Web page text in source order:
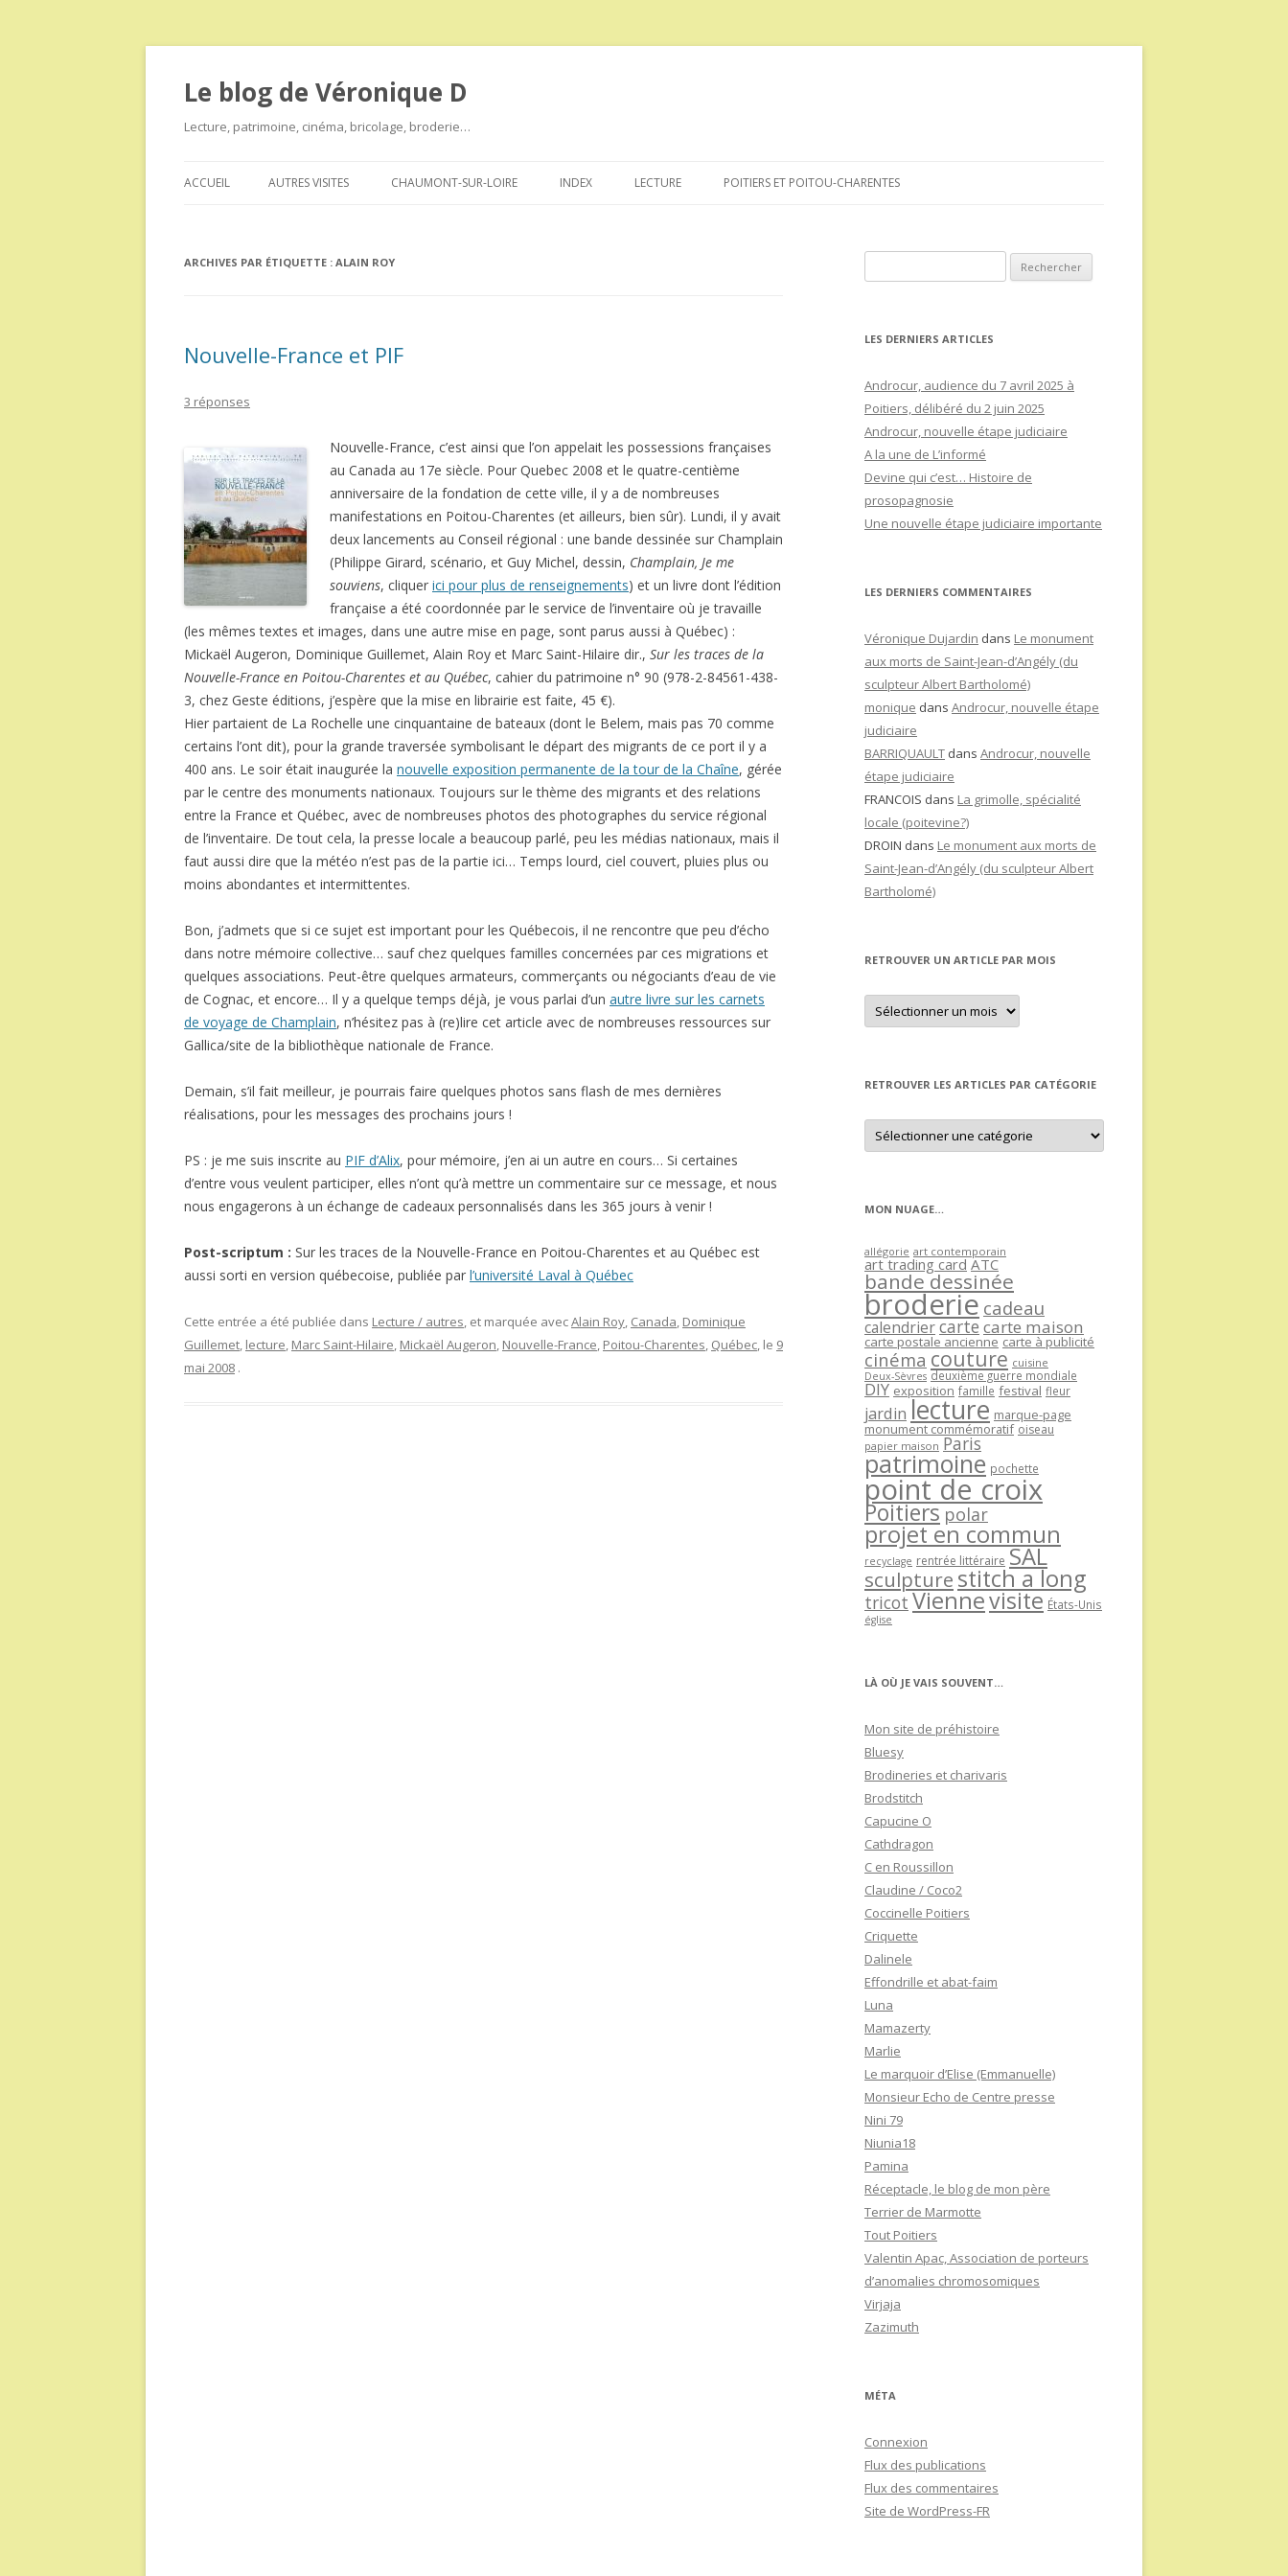
Le blog de Véronique D
Lecture, patrimoine, cinéma, bricolage, broderie…
au
ACCUEIL AUTRES VISITES CHAUMONT-SUR-LOIRE INDEX LECTURE POITIERS ET POITOU-CHARENTES
ARCHIVES PAR ÉTIQUETTE : ALAIN ROY
Nouvelle-France et PIF
3 réponses
Nouvelle-France, c’est ainsi que l’on appelait les possessions françaises
au Canada au 17e siècle. Pour Quebec 2008 et le quatre-centième
anniversaire de la fondation de cette ville, il y a de nombreuses
manifestations en Poitou-Charentes (et ailleurs, bien sûr). Lundi, il y avait
deux lancements au Conseil régional : une bande dessinée sur Champlain
(Philippe Girard, scénario, et Guy Michel, dessin, Champlain, Je me
souviens, cliquer ici pour plus de renseignements) et un livre dont l’édition
française a été coordonnée par le service de l’inventaire où je travaille
(les mêmes textes et images, dans une autre mise en page, sont parus aussi à Québec) :
Mickaël Augeron, Dominique Guillemet, Alain Roy et Marc Saint-Hilaire dir., Sur les traces de la
Nouvelle-France en Poitou-Charentes et au Québec, cahier du patrimoine n° 90 (978-2-84561-438-
3, chez Geste éditions, j’espère que la mise en librairie est faite, 45 €).
Hier partaient de La Rochelle une cinquantaine de bateaux (dont le Belem, mais pas 70 comme
certains l’ont dit), pour la grande traversée symbolisant le départ des migrants de ce port il y a
400 ans. Le soir était inaugurée la nouvelle exposition permanente de la tour de la Chaîne, gérée
par le centre des monuments nationaux. Toujours sur le thème des migrants et des relations
entre la France et Québec, avec de nombreuses photos des photographes du service régional
de l’inventaire. De tout cela, la presse locale a beaucoup parlé, peu les médias nationaux, mais il
faut aussi dire que la météo n’est pas de la partie ici… Temps lourd, ciel couvert, pluies plus ou
moins abondantes et intermittentes.
Bon, j’admets que si ce sujet est important pour les Québecois, il ne rencontre que peu d’écho
dans notre mémoire collective… sauf chez quelques familles concernées par ces migrations et
quelques associations. Peut-être quelques armateurs, commerçants ou négociants d’eau de vie
de Cognac, et encore… Il y a quelque temps déjà, je vous parlai d’un autre livre sur les carnets
de voyage de Champlain, n’hésitez pas à (re)lire cet article avec de nombreuses ressources sur
Gallica/site de la bibliothèque nationale de France.
Demain, s’il fait meilleur, je pourrais faire quelques photos sans flash de mes dernières
réalisations, pour les messages des prochains jours !
PS : je me suis inscrite au PIF d’Alix, pour mémoire, j’en ai un autre en cours… Si certaines
d’entre vous veulent participer, elles n’ont qu’à mettre un commentaire sur ce message, et nous
nous engagerons à un échange de cadeaux personnalisés dans les 365 jours à venir !
Post-scriptum : Sur les traces de la Nouvelle-France en Poitou-Charentes et au Québec est
aussi sorti en version québecoise, publiée par l’université Laval à Québec
Cette entrée a été publiée dans Lecture / autres, et marquée avecAlain Roy, Canada, Dominique
Guillemet, lecture, Marc Saint-Hilaire, Mickaël Augeron, Nouvelle-France, Poitou-Charentes, Québec, le 9
mai 2008 .
LES DERNIERS ARTICLES
Androcur, audience du 7 avril 2025 à
Poitiers, délibéré du 2 juin 2025
Androcur, nouvelle étape judiciaire
A la une de L’informé
Devine qui c’est… Histoire de
prosopagnosie
Une nouvelle étape judiciaire importante
LES DERNIERS COMMENTAIRES
Véronique Dujardin dans Le monument
aux morts de Saint-Jean-d’Angély (du
sculpteur Albert Bartholomé)
monique dans Androcur, nouvelle étape
judiciaire
BARRIQUAULT dans Androcur, nouvelle
étape judiciaire
FRANCOIS dans La grimolle, spécialité
locale (poitevine?)
DROIN dans Le monument aux morts de
Saint-Jean-d’Angély (du sculpteur Albert
Bartholomé)
RETROUVER UN ARTICLE PAR MOIS
Retrouver
un
article
RETROUVER LES ARTICLES PAR CATÉGORIE
Retrouver
les
articles
MON NUAGE…
allégorie art contemporain
art trading card ATC
bande dessinée
broderie cadeau
calendriercartecarte maison
carte postale ancienne carte à publicité
cinéma couture cuisine
Deux-Sèvres deuxième guerre mondiale
DIY exposition famille festival fleur
jardin lecture marque-page
monument commémoratif oiseau
papier maison Paris
patrimoine pochette
point de croix
Poitiers polar
projet en commun
recyclage rentrée littéraire SAL
sculpture stitch a long
tricot Viennevisite États-Unis
église
LÀ OÙ JE VAIS SOUVENT…
Mon site de préhistoire
Bluesy
Brodineries et charivaris
Brodstitch
Capucine O
Cathdragon
C en Roussillon
Claudine / Coco2
Coccinelle Poitiers
Criquette
Dalinele
Effondrille et abat-faim
Luna
Mamazerty
Marlie
Le marquoir d’Elise (Emmanuelle)
Monsieur Echo de Centre presse
Nini 79
Niunia18
Pamina
Réceptacle, le blog de mon père
Terrier de Marmotte
Tout Poitiers
Valentin Apac, Association de porteurs
d’anomalies chromosomiques
Virjaja
Zazimuth
MÉTA
Connexion
Flux des publications
Flux des commentaires
Site de WordPress-FR